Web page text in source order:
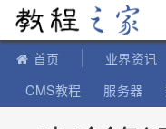
首页 业界资讯
CMS教程
服务器